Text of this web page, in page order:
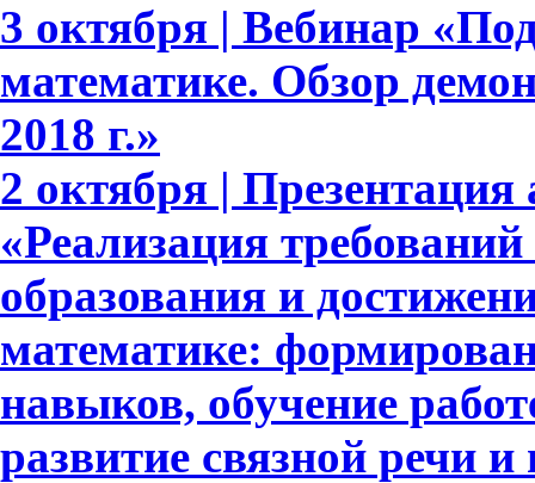
3 октября | Вебинар
математике. Обзор
2018 г.»
2 октября | Презентация
«Реализация
образования и
математике:
навыков, обучение
развитие связной речи